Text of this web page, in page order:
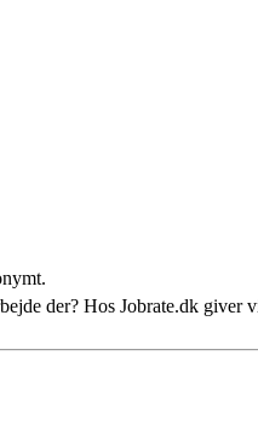
der? Hos Jobrate.dk giver